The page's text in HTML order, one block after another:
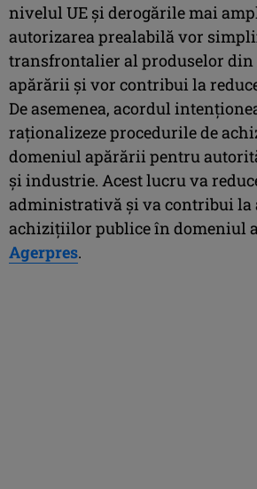
nivelul UE şi derogările mai
autorizarea prealabilă vor
transfrontalier al produselor
apărării şi vor contribui la
De asemenea, acordul
raţionalizeze procedurile de
domeniul apărării pentru
şi industrie. Acest lucru va
administrativă şi va contribui la
achiziţiilor publice în domeniul
Agerpres.